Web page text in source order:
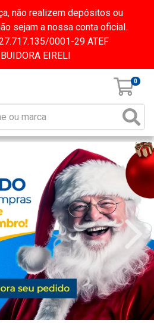
não realizem depósitos ou
sejam a nossa conta oficial.
0001-29 ATEF
EIRELI
0